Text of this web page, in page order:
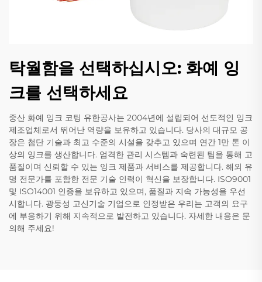
탁월함을 선택하십시오: 화예 잉
크를 선택하세요
중산 화예 잉크 코팅 유한공사는 2004년에 설립되어 선도적인 잉크
제조업체로서 뛰어난 역량을 보유하고 있습니다. 당사의 대규모 공
장은 첨단 기술과 최고 수준의 시설을 갖추고 있으며 연간 1만 톤 이
상의 잉크를 생산합니다. 엄격한 관리 시스템과 숙련된 팀을 통해 고
품질이며 신뢰할 수 있는 잉크 제품과 서비스를 제공합니다. 해외 유
명 전문가를 포함한 전문 기술 인력이 혁신을 보장합니다. ISO9001
및 ISO14001 인증을 보유하고 있으며, 품질과 지속 가능성을 우선
시합니다. 광둥성 고신기술 기업으로 인정받은 우리는 고객의 요구
에 부응하기 위해 지속적으로 발전하고 있습니다. 자세한 내용은 문
의해 주세요!